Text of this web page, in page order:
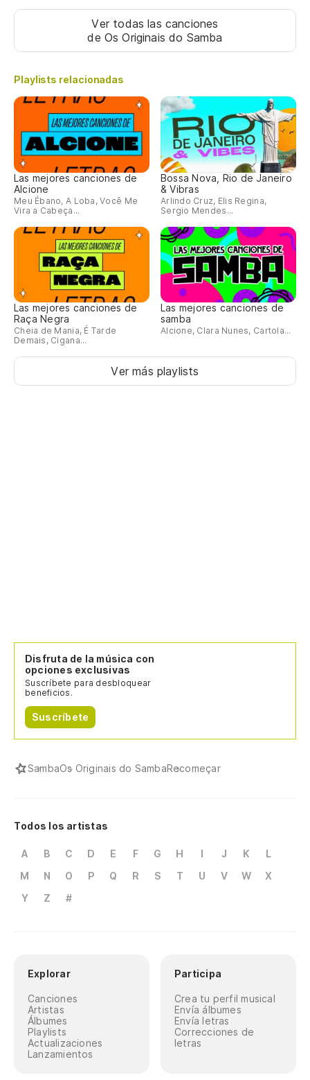
Ver todas las canciones
de Os Originais do Samba
Playlists relacionadas
Las mejores canciones de
Alcione
Meu Ébano, A Loba, Você Me
Vira a Cabeça...
Bossa Nova, Rio de Janeiro
& Vibras
Arlindo Cruz, Elis Regina,
Sergio Mendes...
Las mejores canciones de
Raça Negra
Cheia de Mania, É Tarde
Demais, Cigana...
Las mejores canciones de
samba
Alcione, Clara Nunes, Cartola...
Ver más playlists
Disfruta de la música con
opciones exclusivas
Suscríbete para desbloquear
beneficios.
Suscríbete
SambaOs Originais do SambaRecomeçar
Todos los artistas
A B C D E F G H I J K
L
M
N O P Q R S T U V W
X
Y
Z #
Explorar
Canciones
Artistas
Álbumes
Playlists
Actualizaciones
Lanzamientos
Participa
Crea tu perfil musical
Envía álbumes
Envía letras
Correcciones de
letras